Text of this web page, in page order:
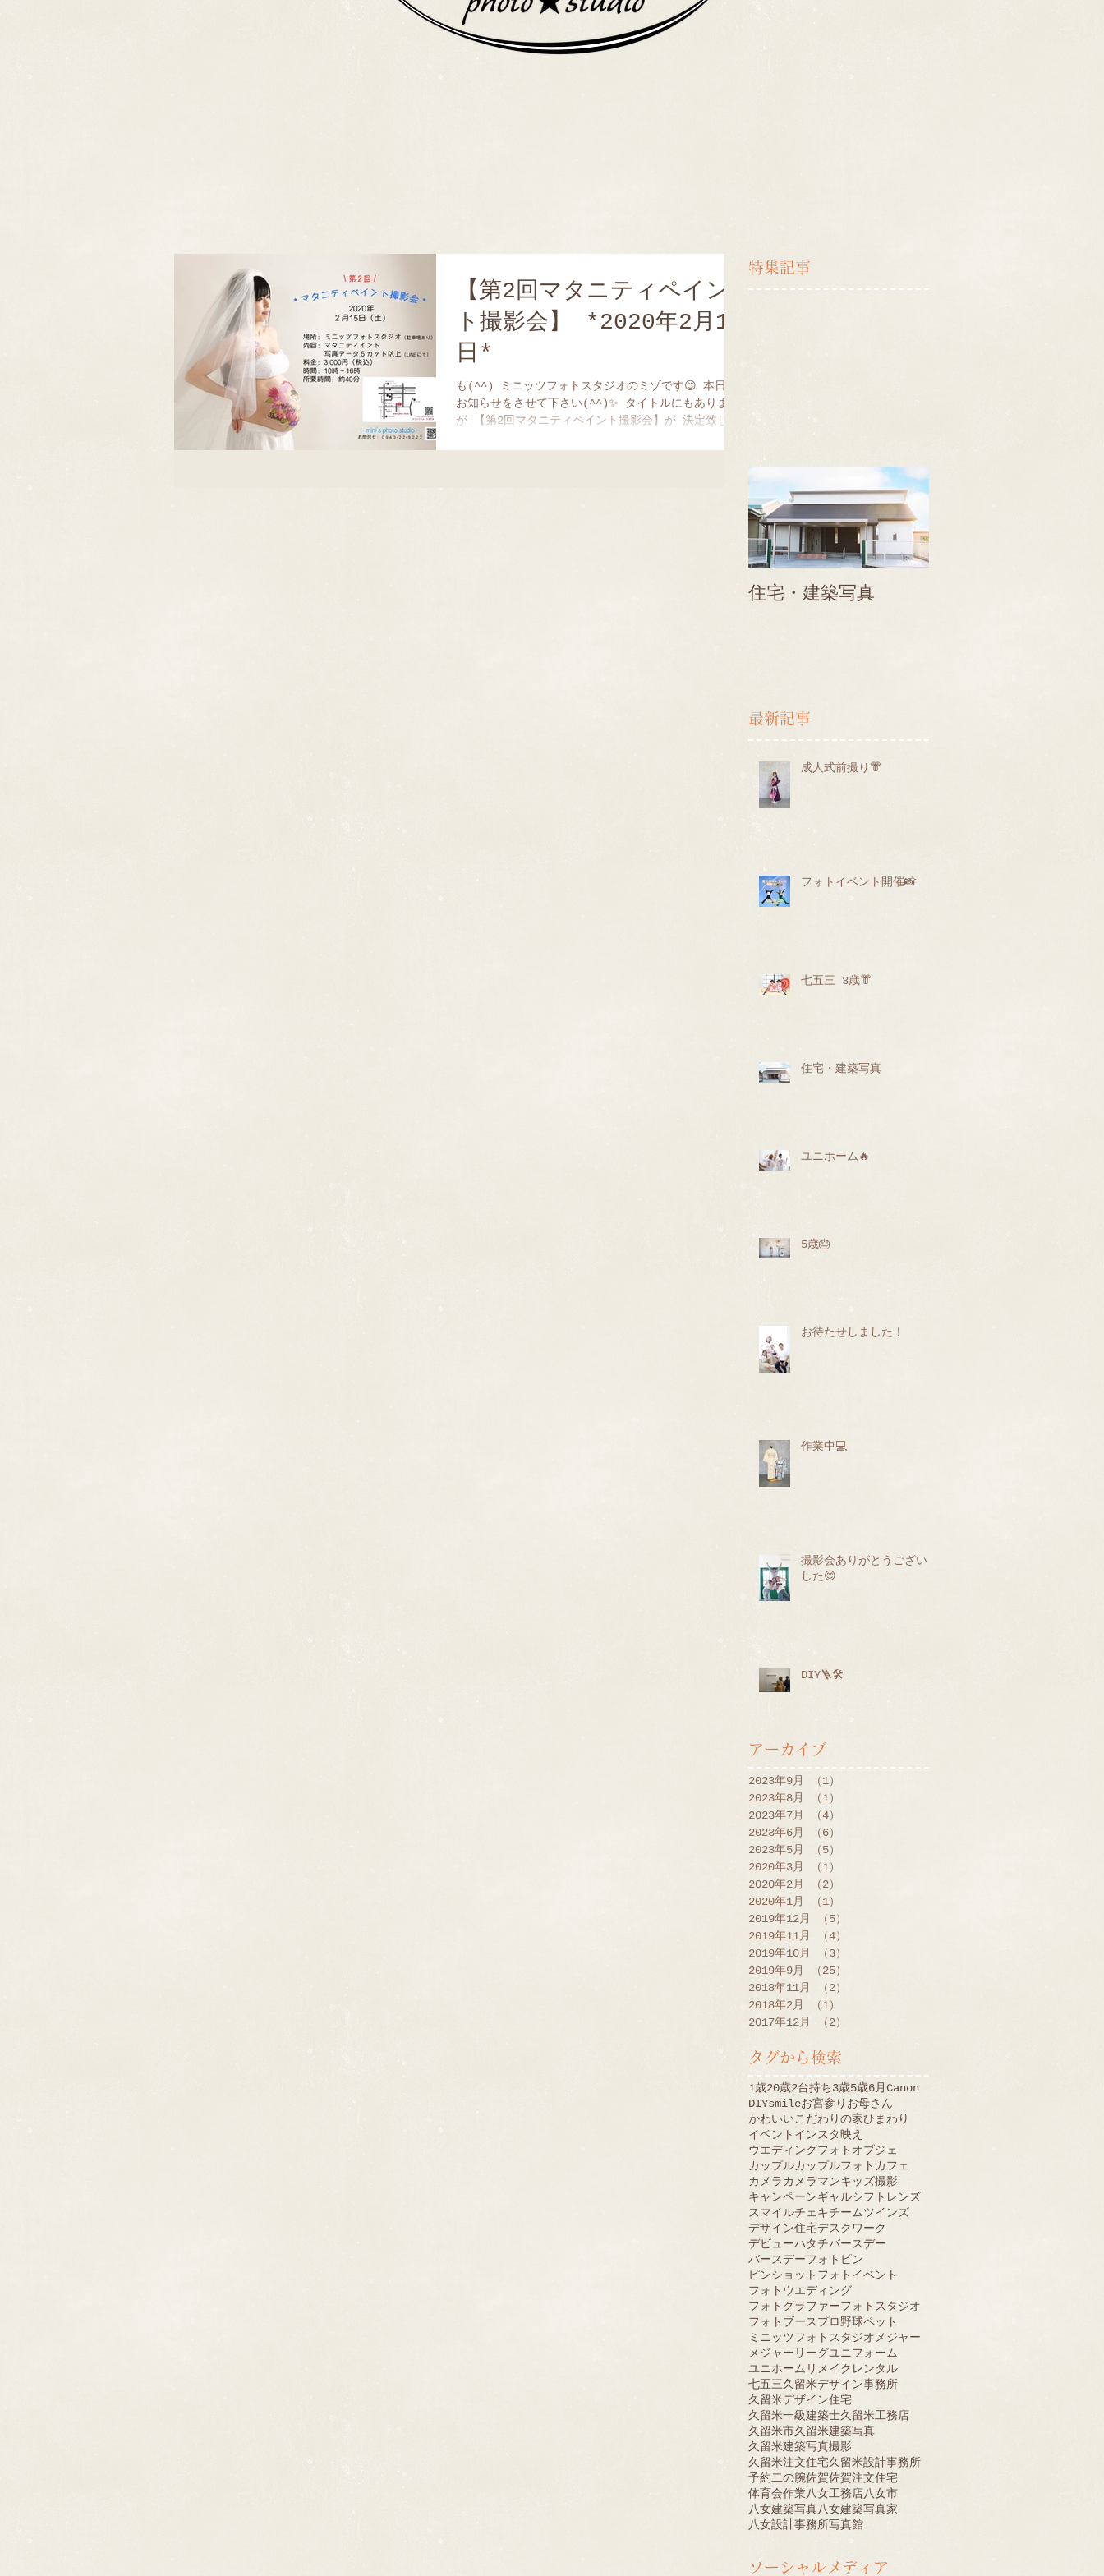
【第2回マタニティペイン
ト撮影会】 *2020年2月15
日*
も(^^) ミニッツフォトスタジオのミゾです😊 本日は
お知らせをさせて下さい(^^)✨ タイトルにもあります
が 【第2回マタニティペイント撮影会】が 決定致しま
特集記事
住宅・建築写真
最新記事
成人式前撮り👘
フォトイベント開催📸
七五三 3歳👘
住宅・建築写真
ユニホーム🔥
5歳🎂
お待たせしました！
作業中💻
撮影会ありがとうございま
した😊
DIY🪜🛠
アーカイブ
2023年9月 （1）
2023年8月
（1）
2023年7月
（4）
2023年6月
（6）
2023年5月
（5）
2020年3月
（1）
2020年2月
（2）
2020年1月
（1）
2019年12月
（5）
2019年11月
（4）
2019年10月
（3）
2019年9月
（25）
2018年11月
（2）
2018年2月
（1）
2017年12月
（2）
タグから検索
1歳20歳2台持ち3歳5歳6月 Canon
DIYsmileお宮参り お母さん
かわいいこだわりの家ひまわり
イベント インスタ映え
ウエディングフォト オブジェ
カップルカップルフォト カフェ
カメラカメラマンキッズ撮影
キャンペーンギャルシフトレンズ
スマイルチェキチームツインズ
デザイン住宅デスクワーク
デビューハタチバースデー
バースデーフォト ピン
ピンショット フォトイベント
フォトウエディング
フォトグラファーフォトスタジオ
フォトブースプロ野球ペット
ミニッツフォトスタジオメジャー
メジャーリーグユニフォーム
ユニホーム リメイク レンタル
七五三久留米デザイン事務所
久留米デザイン住宅
久留米一級建築士久留米工務店
久留米市久留米建築写真
久留米建築写真撮影
久留米注文住宅久留米設計事務所
予約二の腕佐賀佐賀注文住宅
体育会作業八女工務店八女市
八女建築写真八女建築写真家
八女設計事務所写真館
ソーシャルメディア